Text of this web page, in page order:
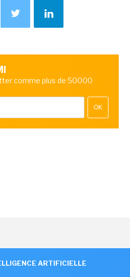
comme plus de 50000
OK
ARTIFICIELLE